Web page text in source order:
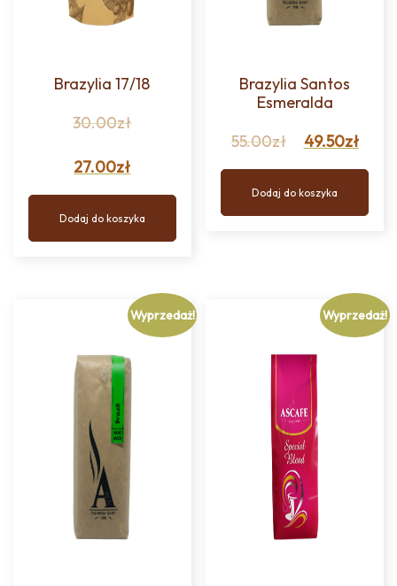
Brazylia 17/18
30.00zł
27.00zł
Dodaj do koszyka
Brazylia Santos
Esmeralda
55.00zł 49.50zł
Dodaj do koszyka
Wyprzedaż! Wyprzedaż!